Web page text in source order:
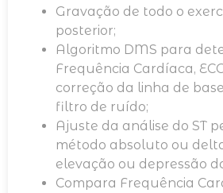
Gravação de todo o
posterior;
Algoritmo DMS para
Frequência Cardíaca,
correção da linha de
filtro de ruído;
Ajuste da análise do ST
método absoluto ou
elevação ou depressão
Compara Frequência